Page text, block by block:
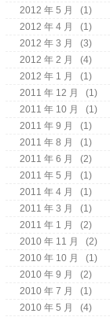
2012 年 5 月
(1)
2012 年 4 月
(1)
2012 年 3 月
(3)
2012 年 2 月
(4)
2012 年 1 月
(1)
2011 年 12 月
(1)
2011 年 10 月
(1)
2011 年 9 月
(1)
2011 年 8 月
(1)
2011 年 6 月
(2)
2011 年 5 月
(1)
2011 年 4 月
(1)
2011 年 3 月
(1)
2011 年 1 月
(2)
2010 年 11 月
(2)
2010 年 10 月
(1)
2010 年 9 月
(2)
2010 年 7 月
(1)
2010 年 5 月
(4)